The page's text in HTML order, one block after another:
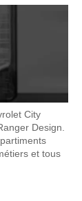
City
Design.
et tous